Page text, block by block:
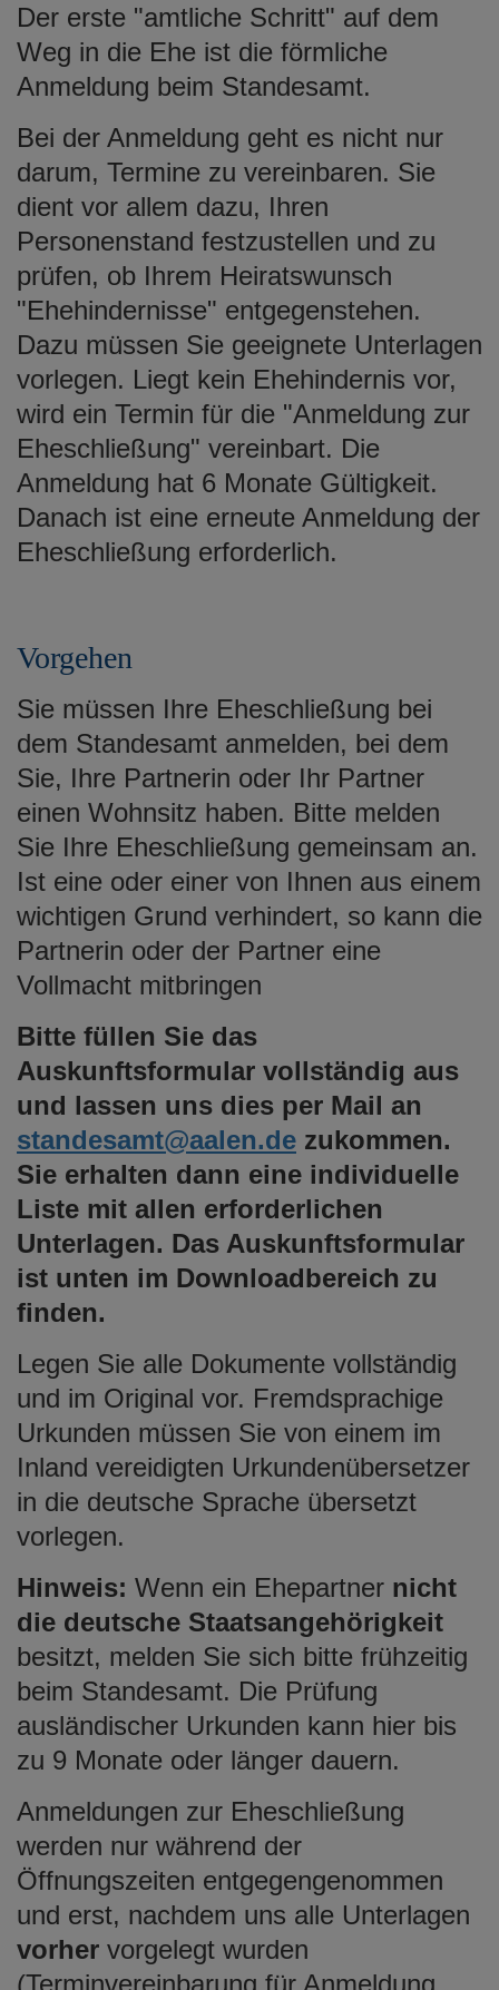
Der erste "amtliche Schritt" auf dem
Weg in die Ehe ist die förmliche
Anmeldung beim Standesamt.
Bei der Anmeldung geht es nicht nur
darum, Termine zu vereinbaren. Sie
dient vor allem dazu, Ihren
Personenstand festzustellen und zu
prüfen, ob Ihrem Heiratswunsch
"Ehehindernisse" entgegenstehen.
Dazu müssen Sie geeignete Unterlagen
vorlegen. Liegt kein Ehehindernis vor,
wird ein Termin für die "Anmeldung zur
Eheschließung" vereinbart. Die
Anmeldung hat 6 Monate Gültigkeit.
Danach ist eine erneute Anmeldung der
Eheschließung erforderlich.
Vorgehen
Sie müssen Ihre Eheschließung bei
dem Standesamt anmelden, bei dem
Sie, Ihre Partnerin oder Ihr Partner
einen Wohnsitz haben. Bitte melden
Sie Ihre Eheschließung gemeinsam an.
Ist eine oder einer von Ihnen aus einem
wichtigen Grund verhindert, so kann die
Partnerin oder der Partner eine
Vollmacht mitbringen
Bitte füllen Sie das
Auskunftsformular vollständig aus
und lassen uns dies per Mail an
standesamt@aalen.de zukommen.
Sie erhalten dann eine individuelle
Liste mit allen erforderlichen
Unterlagen. Das Auskunftsformular
ist unten im Downloadbereich zu
finden.
Legen Sie alle Dokumente vollständig
und im Original vor. Fremdsprachige
Urkunden müssen Sie von einem im
Inland vereidigten Urkundenübersetzer
in die deutsche Sprache übersetzt
vorlegen.
Hinweis: Wenn ein Ehepartner nicht
die deutsche Staatsangehörigkeit
besitzt, melden Sie sich bitte frühzeitig
beim Standesamt. Die Prüfung
ausländischer Urkunden kann hier bis
zu 9 Monate oder länger dauern.
Anmeldungen zur Eheschließung
werden nur während der
Öffnungszeiten entgegengenommen
und erst, nachdem uns alle Unterlagen
vorher vorgelegt wurden
(Terminvereinbarung für Anmeldung